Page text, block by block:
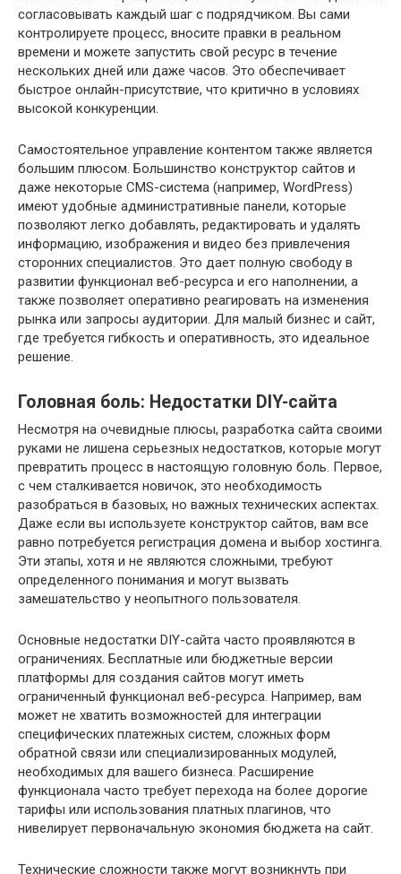
согласовывать каждый шаг с подрядчиком. Вы сами
контролируете процесс, вносите правки в реальном
времени и можете запустить свой ресурс в течение
нескольких дней или даже часов. Это обеспечивает
быстрое онлайн-присутствие, что критично в условиях
высокой конкуренции.
Самостоятельное управление контентом также является
большим плюсом. Большинство конструктор сайтов и
даже некоторые CMS-система (например, WordPress)
имеют удобные административные панели, которые
позволяют легко добавлять, редактировать и удалять
информацию, изображения и видео без привлечения
сторонних специалистов. Это дает полную свободу в
развитии функционал веб-ресурса и его наполнении, а
также позволяет оперативно реагировать на изменения
рынка или запросы аудитории. Для малый бизнес и сайт,
где требуется гибкость и оперативность, это идеальное
решение.
Головная боль: Недостатки DIY-сайта
Несмотря на очевидные плюсы, разработка сайта своими
руками не лишена серьезных недостатков, которые могут
превратить процесс в настоящую головную боль. Первое,
с чем сталкивается новичок, это необходимость
разобраться в базовых, но важных технических аспектах.
Даже если вы используете конструктор сайтов, вам все
равно потребуется регистрация домена и выбор хостинга.
Эти этапы, хотя и не являются сложными, требуют
определенного понимания и могут вызвать
замешательство у неопытного пользователя.
Основные недостатки DIY-сайта часто проявляются в
ограничениях. Бесплатные или бюджетные версии
платформы для создания сайтов могут иметь
ограниченный функционал веб-ресурса. Например, вам
может не хватить возможностей для интеграции
специфических платежных систем, сложных форм
обратной связи или специализированных модулей,
необходимых для вашего бизнеса. Расширение
функционала часто требует перехода на более дорогие
тарифы или использования платных плагинов, что
нивелирует первоначальную экономия бюджета на сайт.
Технические сложности также могут возникнуть при